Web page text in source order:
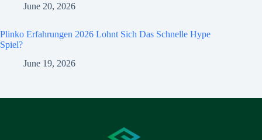
June 20, 2026
Plinko Erfahrungen 2026 Lohnt Sich Das Schnelle Hype
Spiel?
June 19, 2026